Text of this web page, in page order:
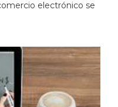
electrónico se